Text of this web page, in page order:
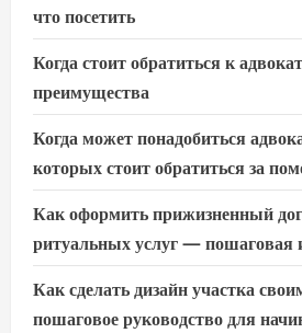
что посетить
Когда стоит обратиться к
преимущества
Когда может понадобиться
которых стоит обратиться за
Как оформить прижизненный
ритуальных услуг — пошаговая
Как сделать дизайн участка
пошаговое руководство для